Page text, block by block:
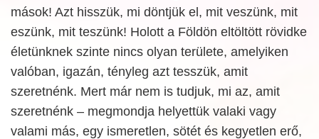
mások! Azt hisszük, mi döntjük el, mit veszünk, mit
eszünk, mit teszünk! Holott a Földön eltöltött rövidke
életünknek szinte nincs olyan területe, amelyiken
valóban, igazán, tényleg azt tesszük, amit
szeretnénk. Mert már nem is tudjuk, mi az, amit
szeretnénk – megmondja helyettük valaki vagy
valami más, egy ismeretlen, sötét és kegyetlen erő,